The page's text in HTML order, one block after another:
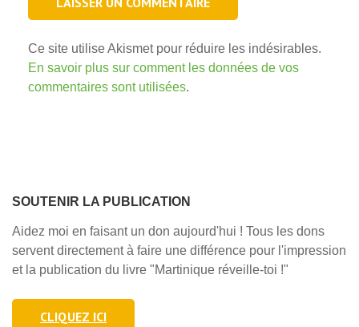
Ce site utilise Akismet pour réduire les indésirables.
En savoir plus sur comment les données de vos
commentaires sont utilisées.
SOUTENIR LA PUBLICATION
Aidez moi en faisant un don aujourd'hui ! Tous les dons
servent directement à faire une différence pour l'impression
et la publication du livre "Martinique réveille-toi !"
CLIQUEZ ICI